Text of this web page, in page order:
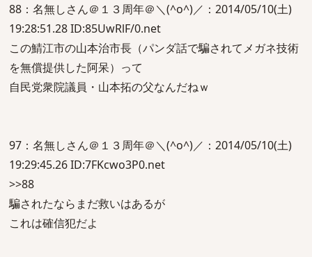
88：名無しさん＠１３周年＠＼(^o^)／：2014/05/10(土)
19:28:51.28 ID:85UwRlF/0.net
この鯖江市の山本治市長（パンダ話で騙されてメガネ技術
を無償提供した阿呆）って
自民党衆院議員・山本拓の父なんだねｗ
97：名無しさん＠１３周年＠＼(^o^)／：2014/05/10(土)
19:29:45.26 ID:7FKcwo3P0.net
>>88
騙されたならまだ救いはあるが
これは確信犯だよ